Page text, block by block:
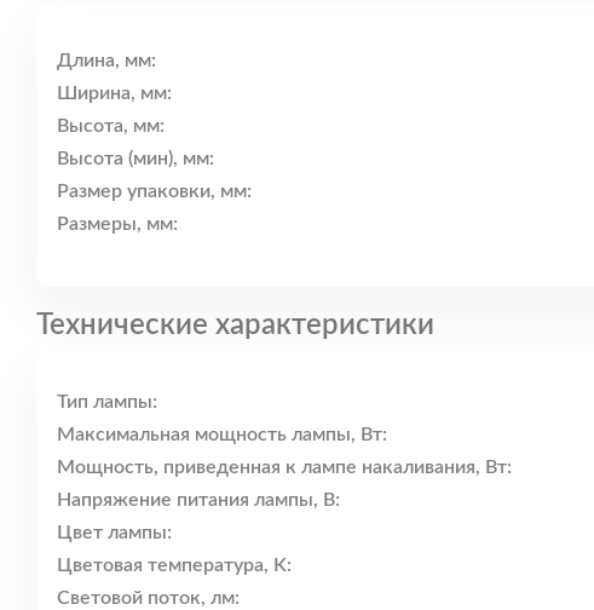
Длина, мм:
Ширина, мм:
Высота, мм:
Высота (мин), мм:
Размер упаковки, мм:
Размеры, мм:
Технические характеристики
Тип лампы:
Максимальная мощность лампы, Вт:
Мощность, приведенная к лампе накаливания, Вт:
Напряжение питания лампы, В:
Цвет лампы:
Цветовая температура, K:
Световой поток, лм: